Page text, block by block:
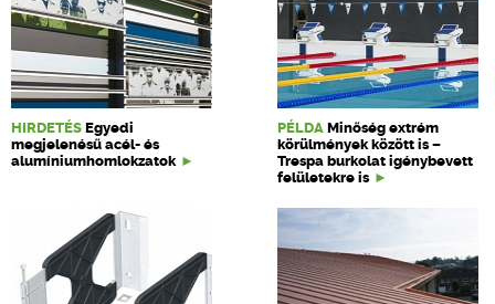
HIRDETÉS Egyedi
megjelenésű acél- és
alumíniumhomlokzatok
PÉLDA Minőség extrém
körülmények között is –
Trespa burkolat igénybevett
felületekre is